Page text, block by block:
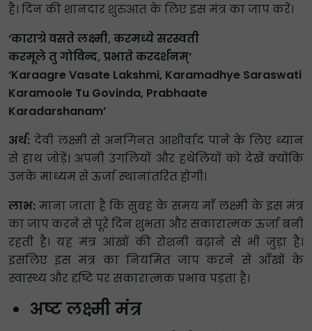
है। दिन की शानदार शुरुआत के लिए इस मंत्र का जाप करें।
‘काराग्रे वसते लक्ष्मी, करमध्ये सरस्वती
करमूले तु गोविन्द, प्रभाते करदर्शनम्’
‘Karaagre Vasate Lakshmi, Karamadhye Saraswati
Karamoole Tu Govinda, Prabhaate
Karadarshanam’
अर्थ: देवी लक्ष्मी से अनगिनत आशीर्वाद पाने के लिए ध्यान
से हाथ जोड़ें। अपनी उंगलियों और हथेलियों को देखें क्योंकि
उनके माध्यम से ऊर्जा स्थानांतरित होगी।
लाभ: माना जाता है कि सुबह के समय माँ लक्ष्मी के इस मंत्र
का जाप करने से पूरे दिन शुभता और सकारात्मक ऊर्जा बनी
रहती है। यह मंत्र आंखों की रोशनी बढ़ाने से भी जुड़ा है।
इसलिए इस मंत्र का नियमित जाप करने से आँखों के
स्वास्थ्य और दृष्टि पर सकारात्मक प्रभाव पड़ता है।
अष्ट लक्ष्मी मंत्र